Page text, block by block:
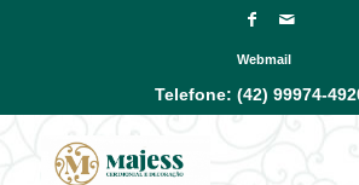
Webmail
Telefone:(42) 99974-